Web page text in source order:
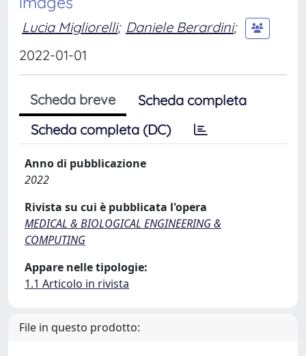
Lucia Migliorelli; Daniele Berardini;
2022-01-01
Scheda breve
Scheda completa
Scheda completa (DC)
Anno di pubblicazione
2022
Rivista su cui è pubblicata l'opera
MEDICAL & BIOLOGICAL ENGINEERING &
COMPUTING
Appare nelle tipologie:
1.1 Articolo in rivista
File in questo prodotto: